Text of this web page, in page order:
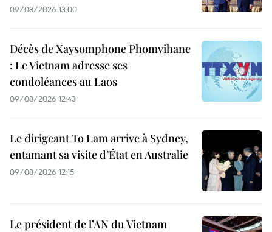
09/08/2026 13:00
Décès de Xaysomphone Phomvihane
: Le Vietnam adresse ses
condoléances au Laos
09/08/2026 12:43
Le dirigeant To Lam arrive à Sydney,
entamant sa visite d’État en Australie
09/08/2026 12:15
Le président de l’AN du Vietnam